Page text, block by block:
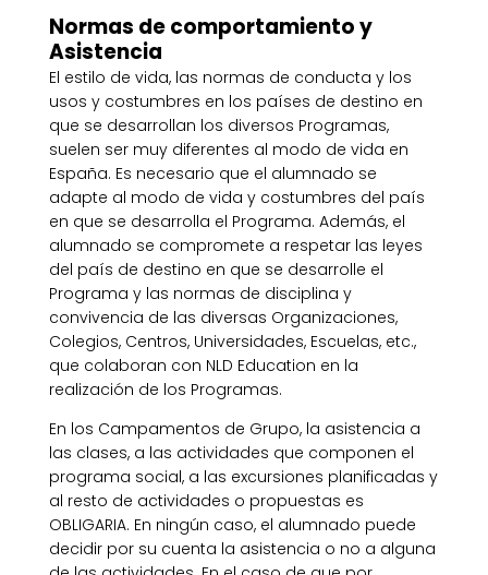
Normas de comportamiento y
Asistencia
El estilo de vida, las normas de conducta y los
usos y costumbres en los países de destino en
que se desarrollan los diversos Programas,
suelen ser muy diferentes al modo de vida en
España. Es necesario que el alumnado se
adapte al modo de vida y costumbres del país
en que se desarrolla el Programa. Además, el
alumnado se compromete a respetar las leyes
del país de destino en que se desarrolle el
Programa y las normas de disciplina y
convivencia de las diversas Organizaciones,
Colegios, Centros, Universidades, Escuelas, etc.,
que colaboran con NLD Education en la
realización de los Programas.
En los Campamentos de Grupo, la asistencia a
las clases, a las actividades que componen el
programa social, a las excursiones planificadas y
al resto de actividades o propuestas es
OBLIGARIA. En ningún caso, el alumnado puede
decidir por su cuenta la asistencia o no a alguna